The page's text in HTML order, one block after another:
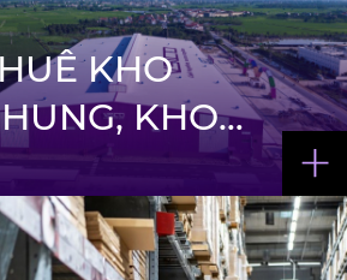
KHO
KHO